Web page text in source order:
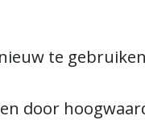
te
door